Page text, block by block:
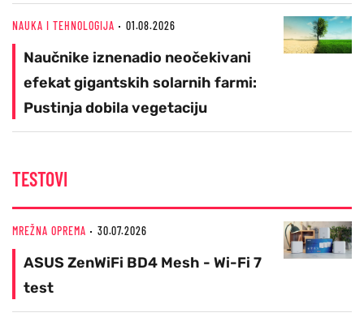
NAUKA I TEHNOLOGIJA 01.08.2026
Naučnike iznenadio neočekivani
efekat gigantskih solarnih farmi:
Pustinja dobila vegetaciju
TESTOVI
MREŽNA OPREMA 30.07.2026
ASUS ZenWiFi BD4 Mesh - Wi-Fi 7
test